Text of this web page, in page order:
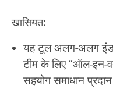
खासियत:
यह टूल अलग-अलग
टीम के लिए “ऑल-इन-
सहयोग समाधान